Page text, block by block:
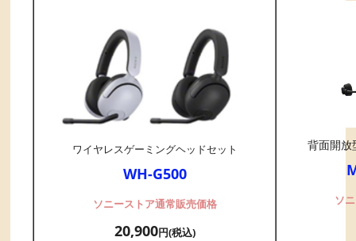
ワイヤレスゲーミングヘッドセット
WH-G500
ソニーストア通常販売価格
20,900円(税込)
背面開放
ソ